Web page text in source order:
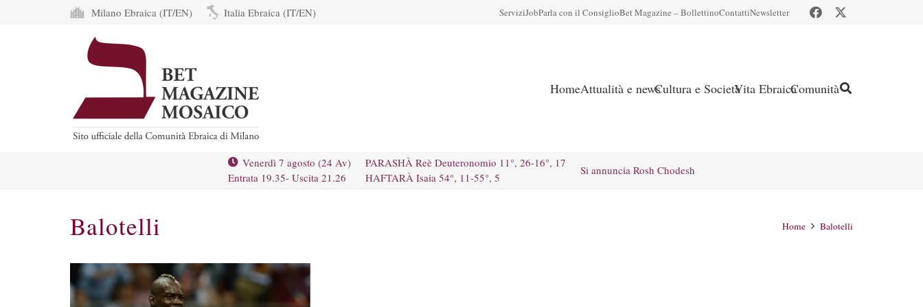
Milano Ebraica (IT/EN) Italia Ebraica (IT/EN) ServiziJobParla con il ConsiglioBet Magazine – BollettinoContattiNewsletter
HomeAttualità e newsCultura e SocietàVita EbraicaComunità
Venerdì 7 agosto (24 Av)
Entrata 19.35- Uscita 21.26
PARASHÀ Reè Deuteronomio 11°, 26-16°, 17
HAFTARÀ Isaia 54°, 11-55°, 5
Si annuncia Rosh Chodesh
Balotelli Home Balotelli